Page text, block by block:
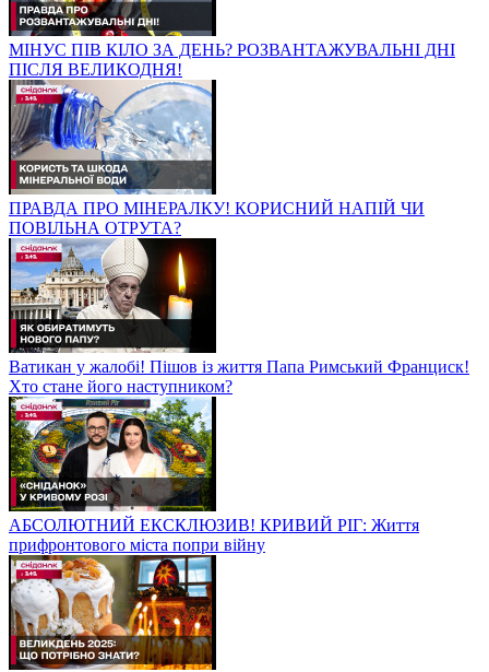
МІНУС ПІВ КІЛО ЗА ДЕНЬ? РОЗВАНТАЖУВАЛЬНІ ДНІ
ПІСЛЯ ВЕЛИКОДНЯ!
ПРАВДА ПРО МІНЕРАЛКУ! КОРИСНИЙ НАПІЙ ЧИ
ПОВІЛЬНА ОТРУТА?
Ватикан у жалобі! Пішов із життя Папа Римський Франциск!
Хто стане його наступником?
АБСОЛЮТНИЙ ЕКСКЛЮЗИВ! КРИВИЙ РІГ: Життя
прифронтового міста попри війну